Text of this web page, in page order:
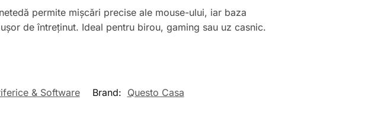
permite mișcări precise ale mouse-ului, iar baza
de întreținut. Ideal pentru birou, gaming sau uz casnic.
& Software Brand: Questo Casa